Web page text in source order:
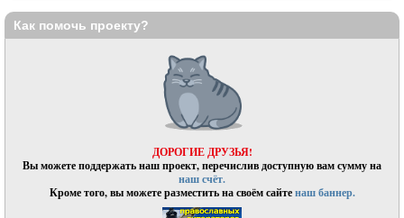
Как помочь проекту?
ДОРОГИЕ ДРУЗЬЯ!
Вы можете поддержать наш проект, перечислив доступную вам сумму на
наш счёт.
Кроме того, вы можете разместить на своём сайтенаш баннер.